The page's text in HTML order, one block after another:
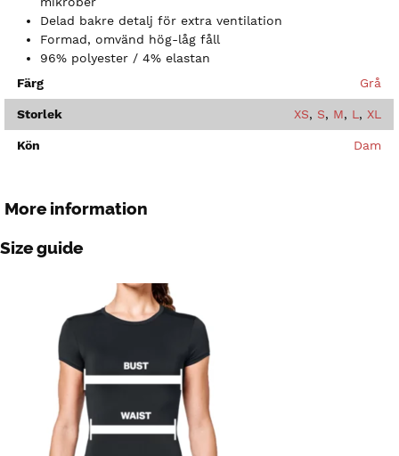
Delad bakre detalj för extra ventilation
Formad, omvänd hög-låg fåll
96% polyester / 4% elastan
Färg
Grå
Storlek XS, S, M, L,XL
Kön Dam
More information
Size guide